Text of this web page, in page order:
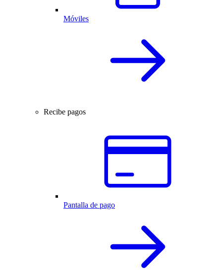
Móviles
Recibe pagos
Pantalla de pago